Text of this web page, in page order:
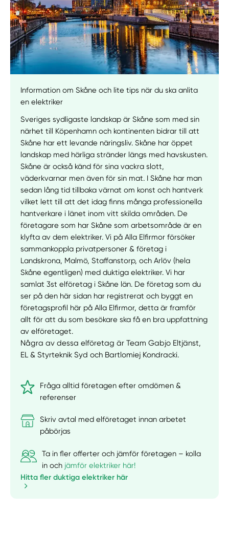
Information om Skåne och lite tips när du ska anlita
en elektriker
Sveriges sydligaste landskap är Skåne som med sin
närhet till Köpenhamn och kontinenten bidrar till att
Skåne har ett levande näringsliv. Skåne har öppet
landskap med härliga stränder längs med havskusten.
Skåne är också känd för sina vackra slott,
väderkvarnar men även för sin mat. I Skåne har man
sedan lång tid tillbaka värnat om konst och hantverk
vilket lett till att det idag finns många professionella
hantverkare i länet inom vitt skilda områden. De
företagare som har Skåne som arbetsområde är en
klyfta av dem elektriker. Vi på Alla Elfirmor försöker
sammankoppla privatpersoner & företag i
Landskrona, Malmö, Staffanstorp, och Arlöv (hela
Skåne egentligen) med duktiga elektriker. Vi har
samlat 3st elföretag i Skåne län. De företag som du
ser på den här sidan har registrerat och byggt en
företagsprofil här på Alla Elfirmor, detta är framför
allt för att du som besökare ska få en bra uppfattning
av elföretaget.
Några av dessa elföretag är Team Gabjo Eltjänst,
EL & Styrteknik Syd och Bartlomiej Kondracki.
Fråga alltid företagen efter omdömen &
referenser
Skriv avtal med elföretaget innan arbetet
påbörjas
Ta in fler offerter och jämför företagen – kolla
in och jämför elektriker här!
Hitta fler duktiga elektriker här